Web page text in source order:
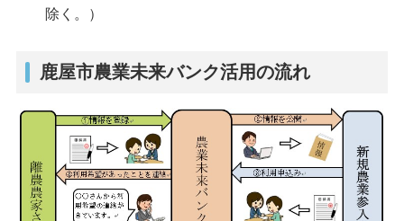
除く。）
鹿屋市農業未来バンク活用の流れ